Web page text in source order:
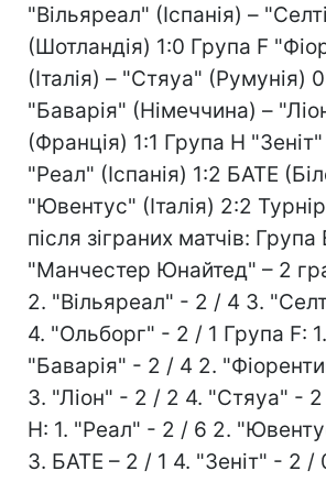
"Вільяреал" (Іспанія) –
(Шотландія) 1:0 Група F
(Італія) – "Стяуа" (Румунія)
"Баварія" (Німеччина) –
(Франція) 1:1 Група Н
"Реал" (Іспанія) 1:2 БАТЕ
"Ювентус" (Італія) 2:2
після зіграних матчів: Група
"Манчестер Юнайтед" – 2
2. "Вільяреал" - 2 / 4 3.
4. "Ольборг" - 2 / 1 Група F: 1.
"Баварія" - 2 / 4 2.
3. "Ліон" - 2 / 2 4. "Стяуа" - 2
Н: 1. "Реал" - 2 / 6 2.
3. БАТЕ – 2 / 1 4. "Зеніт" - 2 /